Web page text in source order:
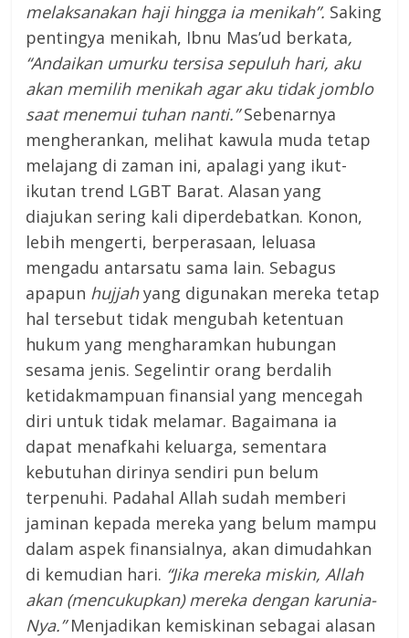
melaksanakan haji hingga ia menikah”. Saking
pentingya menikah, Ibnu Mas’ud berkata,
“Andaikan umurku tersisa sepuluh hari, aku
akan memilih menikah agar aku tidak jomblo
saat menemui tuhan nanti.”Sebenarnya
mengherankan, melihat kawula muda tetap
melajang di zaman ini, apalagi yang ikut-
ikutan trend LGBT Barat. Alasan yang
diajukan sering kali diperdebatkan. Konon,
lebih mengerti, berperasaan, leluasa
mengadu antarsatu sama lain. Sebagus
apapun hujjahyang digunakan mereka tetap
hal tersebut tidak mengubah ketentuan
hukum yang mengharamkan hubungan
sesama jenis. Segelintir orang berdalih
ketidakmampuan finansial yang mencegah
diri untuk tidak melamar. Bagaimana ia
dapat menafkahi keluarga, sementara
kebutuhan dirinya sendiri pun belum
terpenuhi. Padahal Allah sudah memberi
jaminan kepada mereka yang belum mampu
dalam aspek finansialnya, akan dimudahkan
di kemudian hari. “Jika mereka miskin, Allah
akan (mencukupkan) mereka dengan karunia-
Nya.”Menjadikan kemiskinan sebagai alasan